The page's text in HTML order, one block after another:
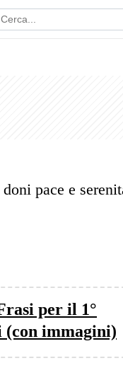
pace e
per il 1°
(con immagini)